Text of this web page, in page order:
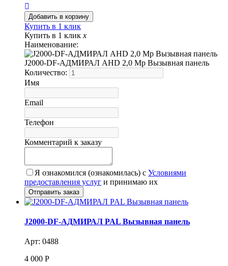
Купить в 1 клик
Купить в 1 клик x
Наименование:
J2000-DF-АДМИРАЛ AHD 2,0 Mp Вызывная панель
Количество:
Имя
Email
Телефон
Комментарий к заказу
Я ознакомился (ознакомилась) с Условиями
предоставления услуг и принимаю их
J2000-DF-АДМИРАЛ PAL Вызывная панель
Арт: 0488
4 000 Р